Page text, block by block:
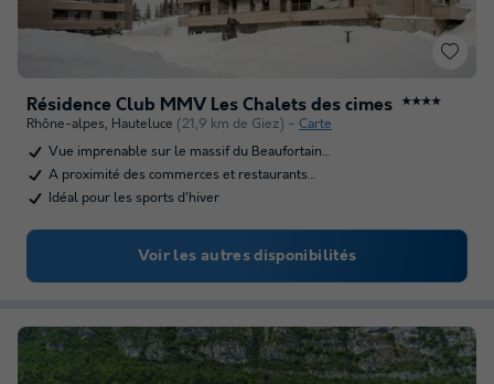
Résidence Club MMV Les Chalets des cimes ★★★★
Rhône-alpes, Hauteluce (21,9 km de Giez)
Carte
Vue imprenable sur le massif du Beaufortain…
A proximité des commerces et restaurants…
Idéal pour les sports d'hiver
Voir les autres disponibilités